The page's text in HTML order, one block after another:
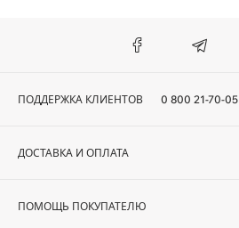
ПОДДЕРЖКА КЛИЕНТОВ 0 800 21-70-05
ДОСТАВКА И ОПЛАТА
ПОМОЩЬ ПОКУПАТЕЛЮ